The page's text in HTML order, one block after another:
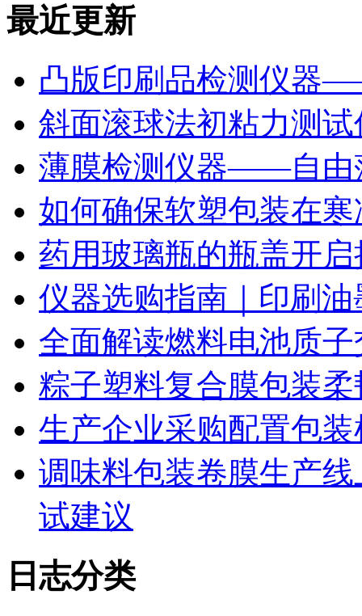
最近更新
凸版印刷品检测仪器
斜面滚球法初粘力测
薄膜检测仪器——自由
如何确保软塑包装在
药用玻璃瓶的瓶盖开
仪器选购指南｜印刷
全面解读燃料电池质
粽子塑料复合膜包装
生产企业采购配置包
调味料包装卷膜生产
试建议
日志分类